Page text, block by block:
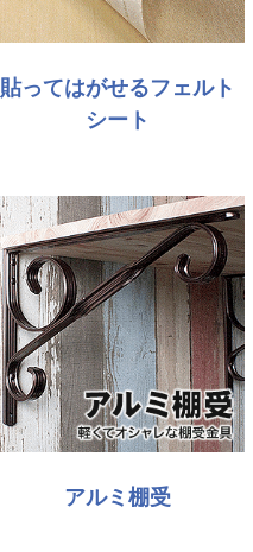
貼ってはがせるフェルト
シート
アルミ棚受